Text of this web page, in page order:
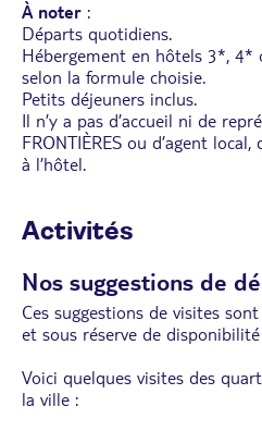
À noter :
Départs quotidiens.
Hébergement en hôtels 3*, 4*
selon la formule choisie.
Petits déjeuners inclus.
Il n’y a pas d’accueil ni de
FRONTIÈRES ou d’agent
à l’hôtel.
Activités
Nos suggestions de
Ces suggestions de visites
et sous réserve de
Voici quelques visites des
la ville :